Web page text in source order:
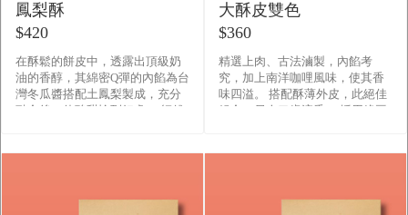
鳳梨酥
$420
在酥鬆的餅皮中，透露出頂級奶
油的香醇，其綿密Q彈的內餡為台
灣冬瓜醬搭配土鳳梨製成，充分
大酥皮雙色
$360
精選上肉、古法滷製，內餡考
究，加上南洋咖哩風味，使其香
味四溢。 搭配酥薄外皮，此絕佳